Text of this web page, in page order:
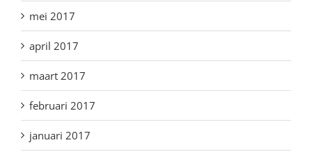
mei 2017
april 2017
maart 2017
februari 2017
januari 2017